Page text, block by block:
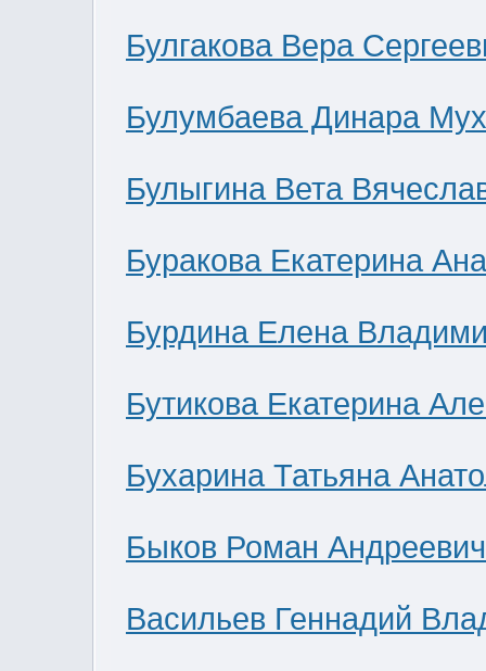
Булгакова Вера
Булумбаева Динара
Булыгина Вета
Буракова Екатерина
Бурдина Елена
Бутикова Екатерина
Бухарина Татьяна
Быков Роман Андреевич
Васильев Геннадий